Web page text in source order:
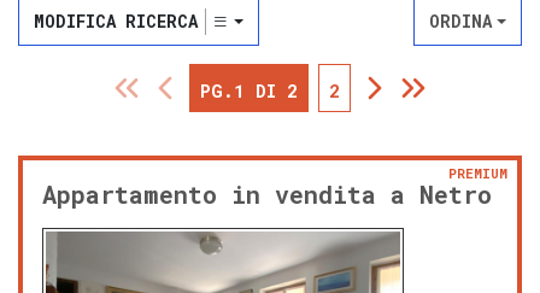
MODIFICA RICERCA ORDINA
PG.1 DI 2 2
Appartamento in vendita a Netro
PREMIUM